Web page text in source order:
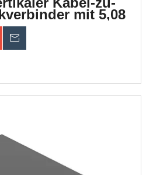
mit 5,08